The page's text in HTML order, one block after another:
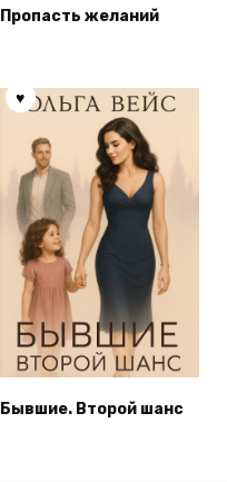
Пропасть желаний
Бывшие. Второй шанс